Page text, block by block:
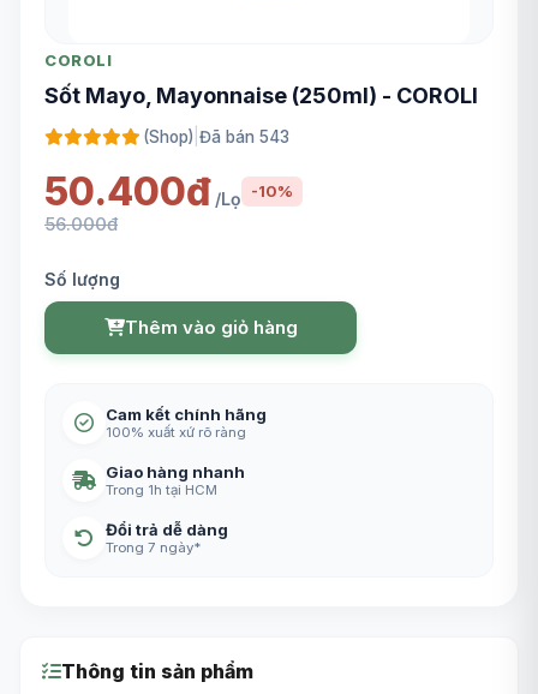
COROLI
Sốt Mayo, Mayonnaise (250ml) - COROLI
(Shop) Đã bán 543
50.400đ /Lọ -10%
56.000đ
Số lượng
Thêm vào giỏ hàng
Cam kết chính hãng
100% xuất xứ rõ ràng
Giao hàng nhanh
Trong 1h tại HCM
Đổi trả dễ dàng
Trong 7 ngày*
Thông tin sản phẩm